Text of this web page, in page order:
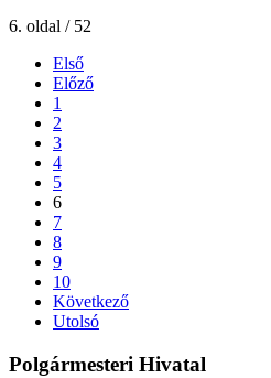
6. oldal / 52
Első
Előző
1
2
3
4
5
6
7
8
9
10
Következő
Utolsó
Polgármesteri Hivatal